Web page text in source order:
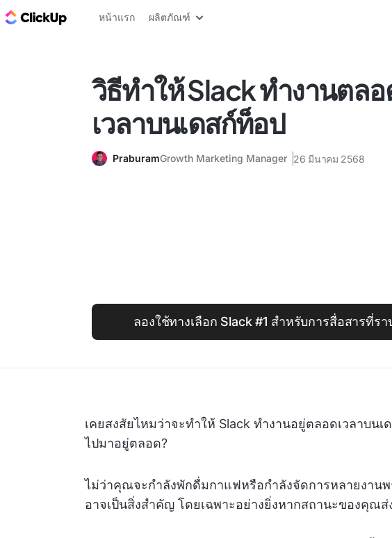
บล็อก ClickUp
หน้าแรก ผลิตภัณฑ์
วิธีทำให้ Slack ทำงานตล
เวลาบนเดสก์ท็อป
PraburamGrowth Marketing Manager 26 มีนาคม 2568
ลองใช้ทางเลือก Slack #1 สำหรับการสื่อสารที่รา
เคยสงสัยไหมว่าจะทำให้ Slack ทำงานอยู่ตลอดเวลาบน
ไปมาอยู่ตลอด?
ไม่ว่าคุณจะกำลังพักดื่มกาแฟหรือกำลังจัดการหลายงาน
อาจเป็นสิ่งสำคัญ โดยเฉพาะอย่างยิ่งหากสถานะของคุณ